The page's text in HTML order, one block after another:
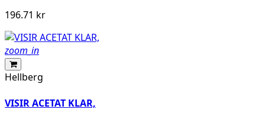
196.71 kr
zoom_in
Hellberg
VISIR ACETAT KLAR,